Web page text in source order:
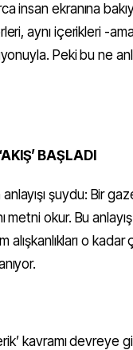
insan ekranına
aynı içerikleri -
Peki bu ne
BAŞLADI
şuydu: Bir
metni okur. Bu
alışkanlıkları o
kavramı devreye